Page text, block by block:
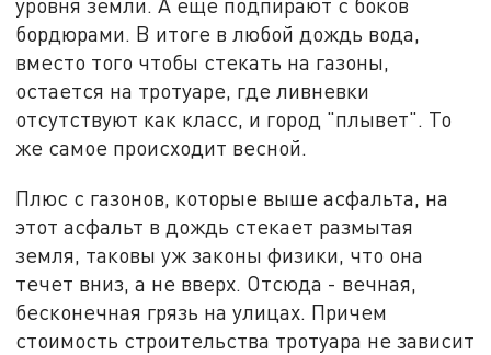
уровня земли. А еще подпирают с боков
бордюрами. В итоге в любой дождь вода,
вместо того чтобы стекать на газоны,
остается на тротуаре, где ливневки
отсутствуют как класс, и город "плывет". То
же самое происходит весной.
Плюс с газонов, которые выше асфальта, на
этот асфальт в дождь стекает размытая
земля, таковы уж законы физики, что она
течет вниз, а не вверх. Отсюда - вечная,
бесконечная грязь на улицах. Причем
стоимость строительства тротуара не зависит